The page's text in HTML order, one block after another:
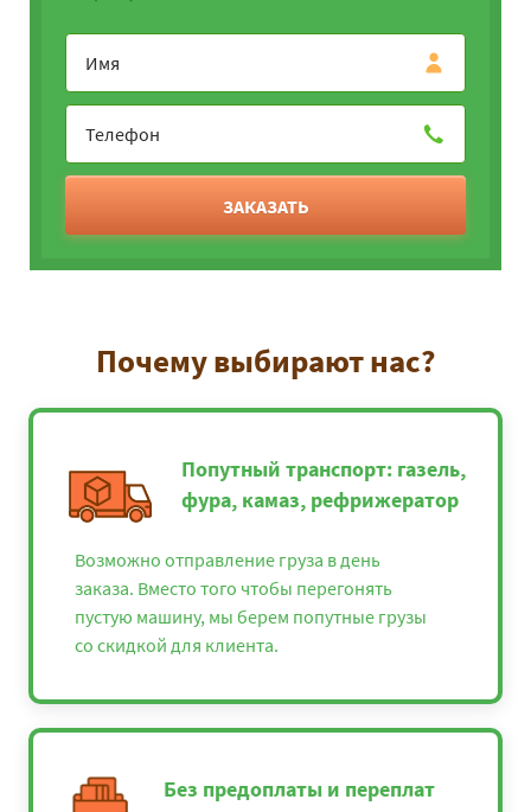
ЗАКАЗАТЬ
Почему выбирают нас?
Попутный транспорт: газель,
фура, камаз, рефрижератор
Возможно отправление груза в день
заказа. Вместо того чтобы перегонять
пустую машину, мы берем попутные грузы
со скидкой для клиента.
Без предоплаты и переплат